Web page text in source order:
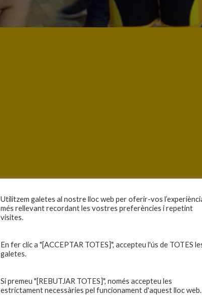
Utilitzem galetes al nostre lloc web per oferir-vos
més rellevant recordant les vostres preferències i repetint
visites.
En fer clic a "[ACCEPTAR TOTES]", accepteu l'ús de TOTES
galetes.
Si premeu "[REBUTJAR TOTES]", només accepteu les
estrictament necessàries pel funcionament d'aquest lloc web.